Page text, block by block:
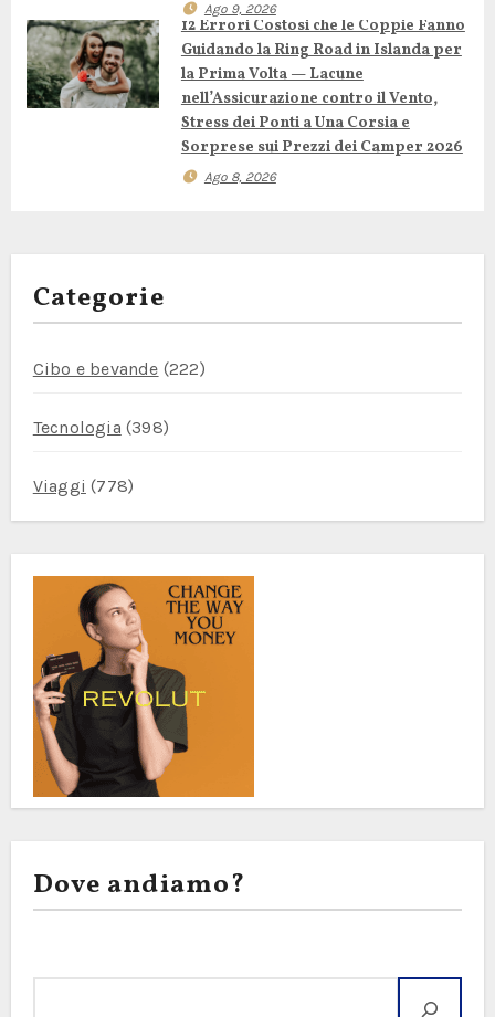
t
i
c
Ago 9, 2026
12 Errori Costosi che le Coppie Fanno
Guidando la Ring Road in Islanda per
la Prima Volta — Lacune
nell’Assicurazione contro il Vento,
Stress dei Ponti a Una Corsia e
Sorprese sui Prezzi dei Camper 2026
Ago 8, 2026
Categorie
Cibo e bevande (222)
Tecnologia (398)
Viaggi (778)
Dove andiamo?